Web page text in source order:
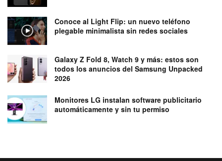
Conoce al Light Flip: un nuevo teléfono
plegable minimalista sin redes sociales
Galaxy Z Fold 8, Watch 9 y más: estos son
todos los anuncios del Samsung Unpacked
2026
Monitores LG instalan software publicitario
automáticamente y sin tu permiso